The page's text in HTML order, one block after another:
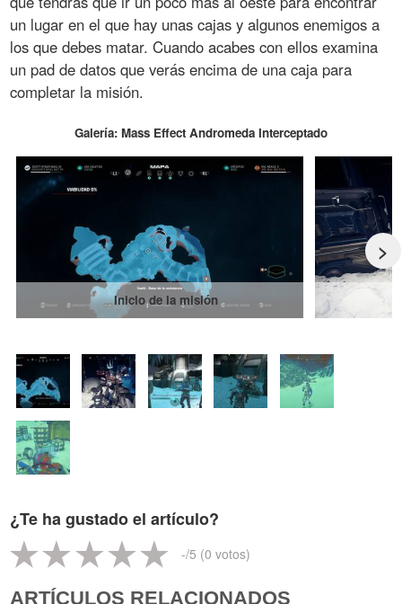
un lugar en el que hay unas cajas y algunos enemigos a
los que debes matar. Cuando acabes con ellos examina
un pad de datos que verás encima de una caja para
completar la misión.
Galería: Mass Effect Andromeda Interceptado
>
Inicio de la misión
¿Te ha gustado el artículo?
-/5 (0 votos)
ARTÍCULOS RELACIONADOS